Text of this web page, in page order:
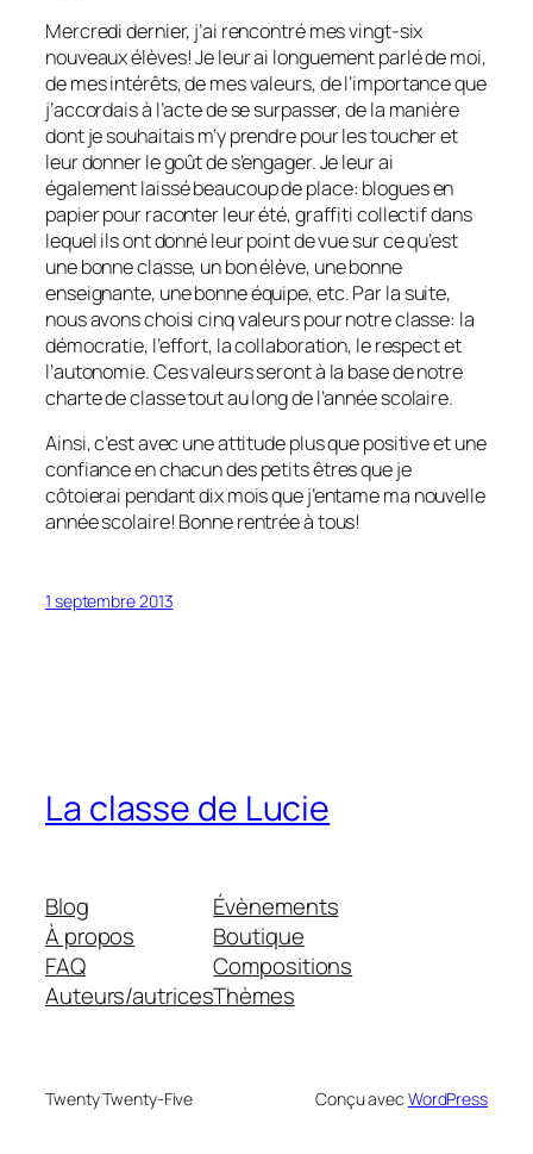
Mercredi dernier, j’ai rencontré mes vingt-six
nouveaux élèves! Je leur ai longuement parlé de moi,
de mes intérêts, de mes valeurs, de l’importance que
j’accordais à l’acte de se surpasser, de la manière
dont je souhaitais m’y prendre pour les toucher et
leur donner le goût de s’engager. Je leur ai
également laissé beaucoup de place: blogues en
papier pour raconter leur été, graffiti collectif dans
lequel ils ont donné leur point de vue sur ce qu’est
une bonne classe, un bon élève, une bonne
enseignante, une bonne équipe, etc. Par la suite,
nous avons choisi cinq valeurs pour notre classe: la
démocratie, l’effort, la collaboration, le respect et
l’autonomie. Ces valeurs seront à la base de notre
charte de classe tout au long de l’année scolaire.
Ainsi, c’est avec une attitude plus que positive et une
confiance en chacun des petits êtres que je
côtoierai pendant dix mois que j’entame ma nouvelle
année scolaire! Bonne rentrée à tous!
1 septembre 2013
La classe de Lucie
Blog
À propos
FAQ
Auteurs/autrices
Évènements
Boutique
Compositions
Thèmes
Twenty Twenty-Five Conçu avec WordPress